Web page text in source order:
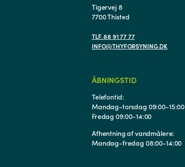
Tigervej 8
7700 Thisted
TLF. 88 91 77 77
INFO@THYFORSYNING.DK
ÅBNINGSTID
Telefontid:
Mandag-torsdag 09:00-15:00
Fredag 09:00-14:00
Afhentning af vandmålere:
Mandag-fredag 08:00-14:00